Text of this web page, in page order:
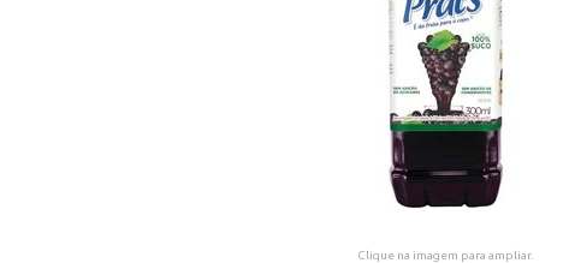
Clique na imagem para ampliar.